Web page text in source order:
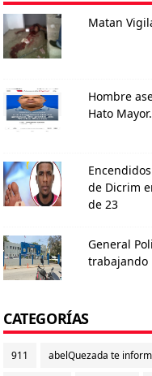
Matan
Hombre
Hato Mayor.
de Dicrim
de 23
General
trabajando
CATEGORÍAS
911 abelQuezada te